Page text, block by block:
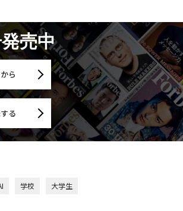
売中
ら
る
学校 大学生